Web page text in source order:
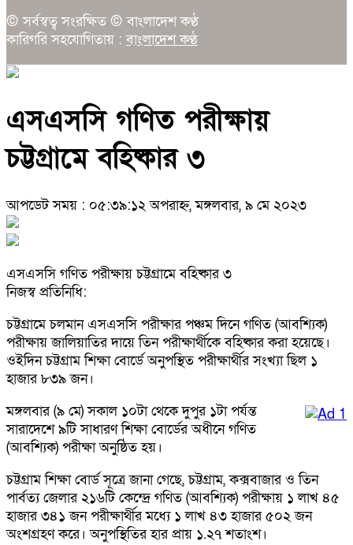
© সর্বস্বত্ব সংরক্ষিত © বাংলাদেশ কণ্ঠ
কারিগরি সহযোগিতায় :বাংলাদেশ কণ্ঠ
এসএসসি গণিত পরীক্ষায়
চট্টগ্রামে বহিষ্কার ৩
আপডেট সময় : ০৫:৩৯:১২ অপরাহ্ন, মঙ্গলবার, ৯ মে ২০২৩
এসএসসি গণিত পরীক্ষায় চট্টগ্রামে বহিষ্কার ৩
নিজস্ব প্রতিনিধি:
চট্টগ্রামে চলমান এসএসসি পরীক্ষার পঞ্চম দিনে গণিত (আবশ্যিক)
পরীক্ষায় জালিয়াতির দায়ে তিন পরীক্ষার্থীকে বহিষ্কার করা হয়েছে।
ওইদিন চট্টগ্রাম শিক্ষা বোর্ডে অনুপস্থিত পরীক্ষার্থীর সংখ্যা ছিল ১
হাজার ৮৩৯ জন।
মঙ্গলবার (৯ মে) সকাল ১০টা থেকে দুপুর ১টা পর্যন্ত
সারাদেশে ৯টি সাধারণ শিক্ষা বোর্ডের অধীনে গণিত
(আবশ্যিক) পরীক্ষা অনুষ্ঠিত হয়।
চট্টগ্রাম শিক্ষা বোর্ড সূত্রে জানা গেছে, চট্টগ্রাম, কক্সবাজার ও তিন
পার্বত্য জেলার ২১৬টি কেন্দ্রে গণিত (আবশ্যিক) পরীক্ষায় ১ লাখ ৪৫
হাজার ৩৪১ জন পরীক্ষার্থীর মধ্যে ১ লাখ ৪৩ হাজার ৫০২ জন
অংশগ্রহণ করে। অনুপস্থিতির হার প্রায় ১.২৭ শতাংশ।